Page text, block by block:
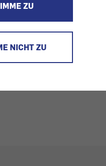
ZU
NICHT ZU
versprochen und
Champignonschnitzerl
aus kleinen